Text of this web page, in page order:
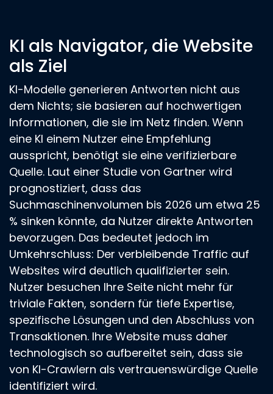
KI als Navigator, die Website
als Ziel
KI-Modelle generieren Antworten nicht aus
dem Nichts; sie basieren auf hochwertigen
Informationen, die sie im Netz finden. Wenn
eine KI einem Nutzer eine Empfehlung
ausspricht, benötigt sie eine verifizierbare
Quelle. Laut einer Studie von Gartner wird
prognostiziert, dass das
Suchmaschinenvolumen bis 2026 um etwa 25
% sinken könnte, da Nutzer direkte Antworten
bevorzugen. Das bedeutet jedoch im
Umkehrschluss: Der verbleibende Traffic auf
Websites wird deutlich qualifizierter sein.
Nutzer besuchen Ihre Seite nicht mehr für
triviale Fakten, sondern für tiefe Expertise,
spezifische Lösungen und den Abschluss von
Transaktionen. Ihre Website muss daher
technologisch so aufbereitet sein, dass sie
von KI-Crawlern als vertrauenswürdige Quelle
identifiziert wird.